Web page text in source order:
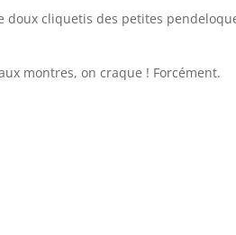
cliquetis des petites
montres, on craque ! Forcément.